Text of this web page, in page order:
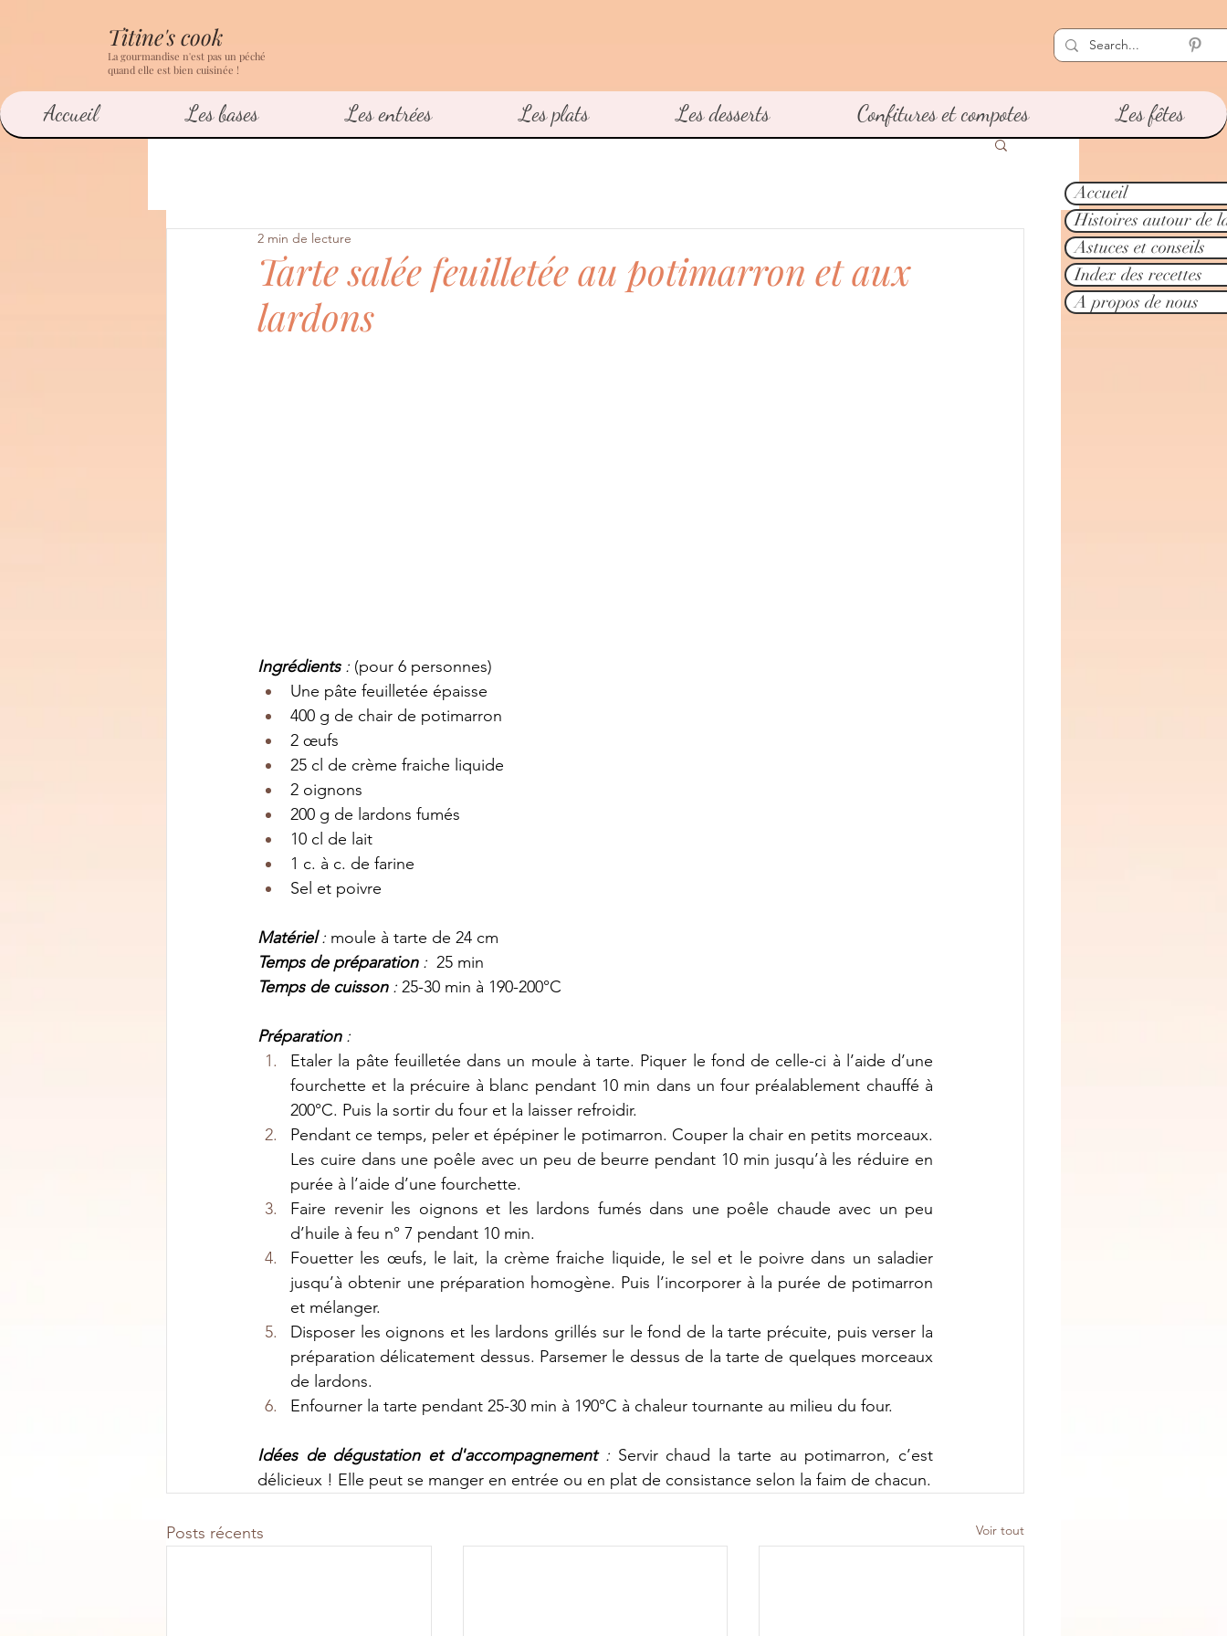
Titine's cook
La gourmandise n'est pas un péché
quand elle est bien cuisinée !
Tarte salée feuilletée au potimarron et aux
lardons
2 min de lecture
Ingrédients : (pour 6 personnes)
Une pâte feuilletée épaisse
400 g de chair de potimarron
2 œufs
25 cl de crème fraiche liquide
2 oignons
200 g de lardons fumés
10 cl de lait
1 c. à c. de farine
Sel et poivre
Matériel : moule à tarte de 24 cm
Temps de préparation : 25 min
Temps de cuisson : 25-30 min à 190-200°C
Préparation :
Etaler la pâte feuilletée dans un moule à tarte. Piquer le fond de celle-ci à l’aide d’une
fourchette et la précuire à blanc pendant 10 min dans un four préalablement chauffé à
200°C. Puis la sortir du four et la laisser refroidir.
Pendant ce temps, peler et épépiner le potimarron. Couper la chair en petits morceaux.
Les cuire dans une poêle avec un peu de beurre pendant 10 min jusqu’à les réduire en
purée à l’aide d’une fourchette.
Faire revenir les oignons et les lardons fumés dans une poêle chaude avec un peu
d’huile à feu n° 7 pendant 10 min.
Fouetter les œufs, le lait, la crème fraiche liquide, le sel et le poivre dans un saladier
jusqu’à obtenir une préparation homogène. Puis l’incorporer à la purée de potimarron
et mélanger.
Disposer les oignons et les lardons grillés sur le fond de la tarte précuite, puis verser la
préparation délicatement dessus. Parsemer le dessus de la tarte de quelques morceaux
de lardons.
Enfourner la tarte pendant 25-30 min à 190°C à chaleur tournante au milieu du four.
Idées de dégustation et d'accompagnement : Servir chaud la tarte au potimarron, c’est
délicieux ! Elle peut se manger en entrée ou en plat de consistance selon la faim de chacun.
Posts récents Voir tout
Accueil Les bases Les entrées Les plats Les desserts Confitures et compotes Les fêtes
Accueil
Histoires autour de
Astuces et conseils
Index des recettes
A propos de nous